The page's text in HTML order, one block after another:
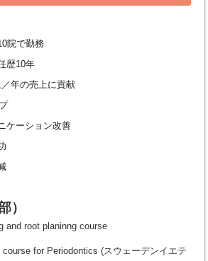
院で勤務
歴10年
年の売上に貢献
ケーション改善
）
root planinng course
for Periodontics (スウェーデンイエテ